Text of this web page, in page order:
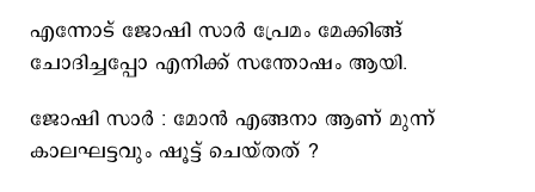
എന്നോട് ജോഷി സാർ പ്രേമം മേക്കിങ്ങ്
ചോദിച്ചപ്പോ എനിക്ക് സന്തോഷം ആയി.
ജോഷി സാർ : മോൻ എങ്ങനാ ആണ് മുന്ന്
കാലഘട്ടവും ഷൂട്ട് ചെയ്തത് ?